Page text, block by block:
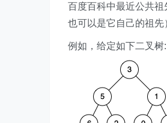
百度百科中最近公共
也可以是它自己的祖先
例如，给定如下二叉